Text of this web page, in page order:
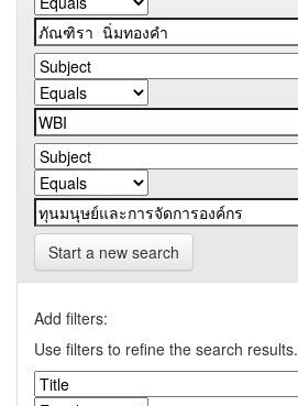
Start a new search
Add filters:
Use filters to refine the search results.